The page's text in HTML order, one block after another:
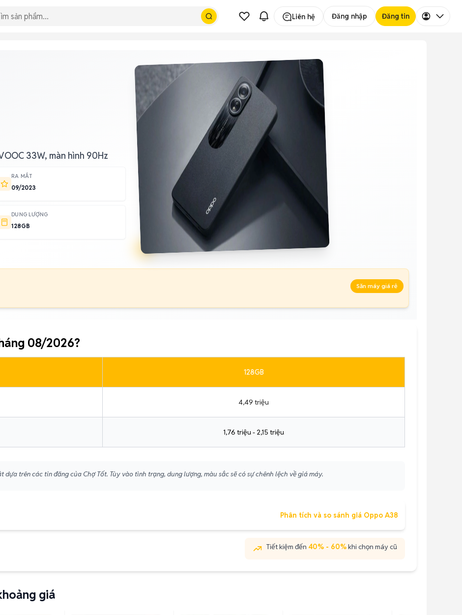
Liên hệ Đăng nhập Đăng tin
33W, màn hình 90Hz
RA MẮT
09/2023
DUNG LƯỢNG
128GB
Săn máy giá rẻ
08/2026?
128GB
4,49 triệu
1,76 triệu - 2,15 triệu
dựa trên các tin đăng của Chợ Tốt. Tùy vào tình trạng, dung lượng, màu sắc sẽ có sự chênh lệch về giá máy.
Phân tích và so sánh giá Oppo A38
Tiết kiệm đến 40% - 60%khi chọn máy cũ
giá